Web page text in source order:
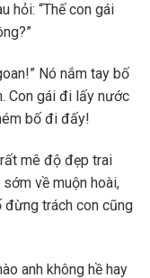
hỏi: “Thế con gái
Nó nắm tay bố
Con gái đi lấy nước
bố đi đấy!
mê độ đẹp trai
về muộn hoài,
đừng trách con cũng
anh không hề hay